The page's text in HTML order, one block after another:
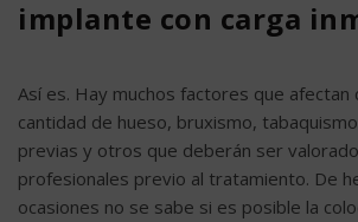
implante con carga
Así es. Hay muchos factores que afectan
cantidad de hueso, bruxismo,
previas y otros que deberán ser
profesionales previo al tratamiento. De
ocasiones no se sabe si es posible la